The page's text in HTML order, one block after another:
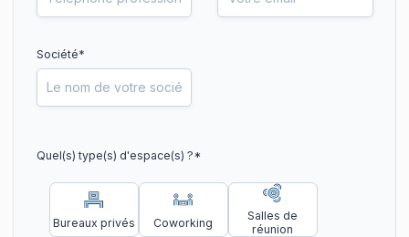
Société*
Quel(s) type(s) d'espace(s) ?*
Bureaux privés Coworking
Salles de
réunion